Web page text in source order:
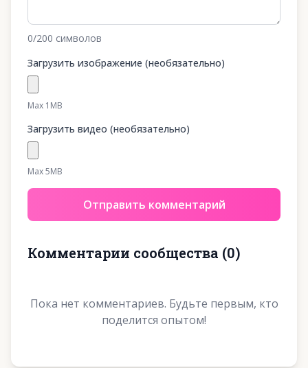
0/200 символов
Загрузить изображение (необязательно)
Max 1MB
Загрузить видео (необязательно)
Max 5MB
Отправить комментарий
Комментарии сообщества (0)
Пока нет комментариев. Будьте первым, кто
поделится опытом!